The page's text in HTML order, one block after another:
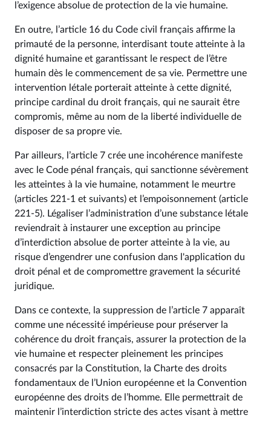
l’exigence absolue de protection de la vie humaine.
En outre, l’article 16 du Code civil français affirme la
primauté de la personne, interdisant toute atteinte à la
dignité humaine et garantissant le respect de l’être
humain dès le commencement de sa vie. Permettre une
intervention létale porterait atteinte à cette dignité,
principe cardinal du droit français, qui ne saurait être
compromis, même au nom de la liberté individuelle de
disposer de sa propre vie.
Par ailleurs, l’article 7 crée une incohérence manifeste
avec le Code pénal français, qui sanctionne sévèrement
les atteintes à la vie humaine, notamment le meurtre
(articles 221‑1 et suivants) et l’empoisonnement (article
221‑5). Légaliser l’administration d’une substance létale
reviendrait à instaurer une exception au principe
d’interdiction absolue de porter atteinte à la vie, au
risque d’engendrer une confusion dans l'application du
droit pénal et de compromettre gravement la sécurité
juridique.
Dans ce contexte, la suppression de l’article 7 apparaît
comme une nécessité impérieuse pour préserver la
cohérence du droit français, assurer la protection de la
vie humaine et respecter pleinement les principes
consacrés par la Constitution, la Charte des droits
fondamentaux de l’Union européenne et la Convention
européenne des droits de l’homme. Elle permettrait de
maintenir l’interdiction stricte des actes visant à mettre